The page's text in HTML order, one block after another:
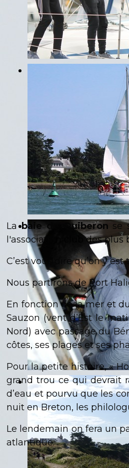
Labaie de Quiberon se
l'associatio
n club des plus
C’est vous dire qu’on y
Nous partirons de Port
En fonction de la mer et
Sauzon (vent d’Est le
Nord) avec passage du
côtes, ses plages et ses
Pour la petite histoire, «
grand trou ce qui devrait
d’eau et pourvu que les
nuit en Breton, les
Le lendemain on fera un
atlantique.